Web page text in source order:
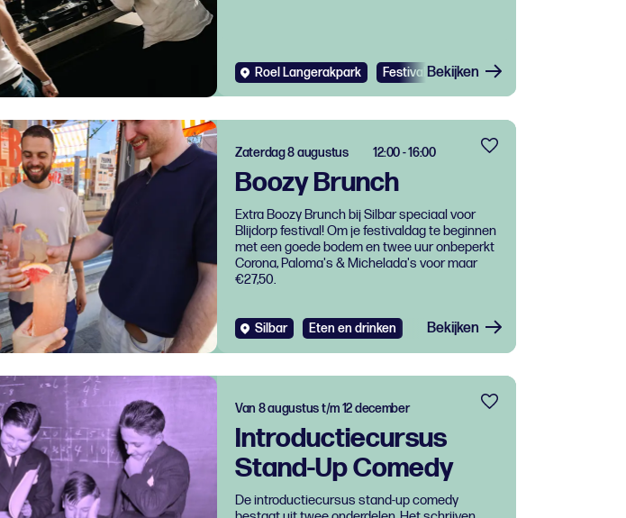
Roel Langerakpark Festival Bekijken
Boozy Brunch
Zaterdag 8 augustus 12:00 - 16:00
Extra Boozy Brunch bij Silbar speciaal voor
Blijdorp festival! Om je festivaldag te beginnen
met een goede bodem en twee uur onbeperkt
Corona, Paloma's & Michelada's voor maar
€27,50.
Silbar Eten en drinken Bekijken
Introductiecursus
Stand-Up Comedy
Van 8 augustus t/m 12 december
De introductiecursus stand-up comedy